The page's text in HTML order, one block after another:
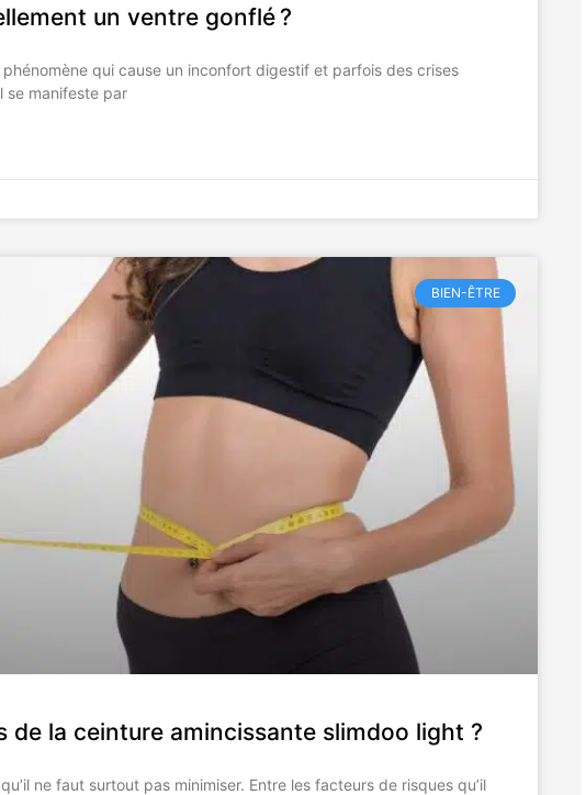
un ventre gonflé ?
qui cause un inconfort digestif et parfois des crises
se manifeste par
BIEN-ÊTRE
de la ceinture amincissante slimdoo light ?
ne faut surtout pas minimiser. Entre les facteurs de risques qu’il